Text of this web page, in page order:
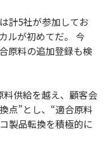
計5社が参加してお
ルが初めてだ。 今
原料の追加登録も検
料供給を越え、顧客会
点”とし、“適合原料
製品転換を積極的に